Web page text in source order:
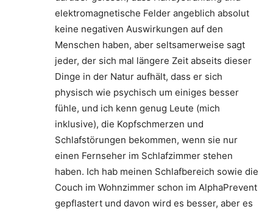
elektromagnetische Felder angeblich absolut
keine negativen Auswirkungen auf den
Menschen haben, aber seltsamerweise sagt
jeder, der sich mal längere Zeit abseits dieser
Dinge in der Natur aufhält, dass er sich
physisch wie psychisch um einiges besser
fühle, und ich kenn genug Leute (mich
inklusive), die Kopfschmerzen und
Schlafstörungen bekommen, wenn sie nur
einen Fernseher im Schlafzimmer stehen
haben. Ich hab meinen Schlafbereich sowie die
Couch im Wohnzimmer schon im AlphaPrevent
gepflastert und davon wird es besser, aber es